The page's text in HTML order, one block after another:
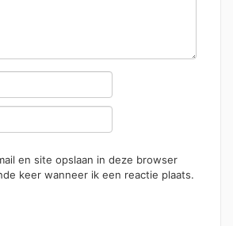
en site opslaan in deze browser
keer wanneer ik een reactie plaats.